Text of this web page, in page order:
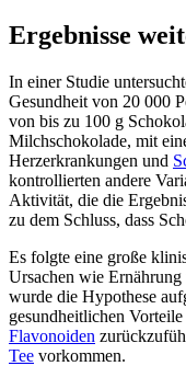
Ergebnisse
In einer Studie
Gesundheit von 20 000
von bis zu 100 g
Milchschokolade, mit
Herzerkrankungen und
kontrollierten andere
Aktivität, die die
zu dem Schluss, dass
Es folgte eine große
Ursachen wie
wurde die Hypothese
gesundheitlichen
Flavonoiden
Tee vorkommen.